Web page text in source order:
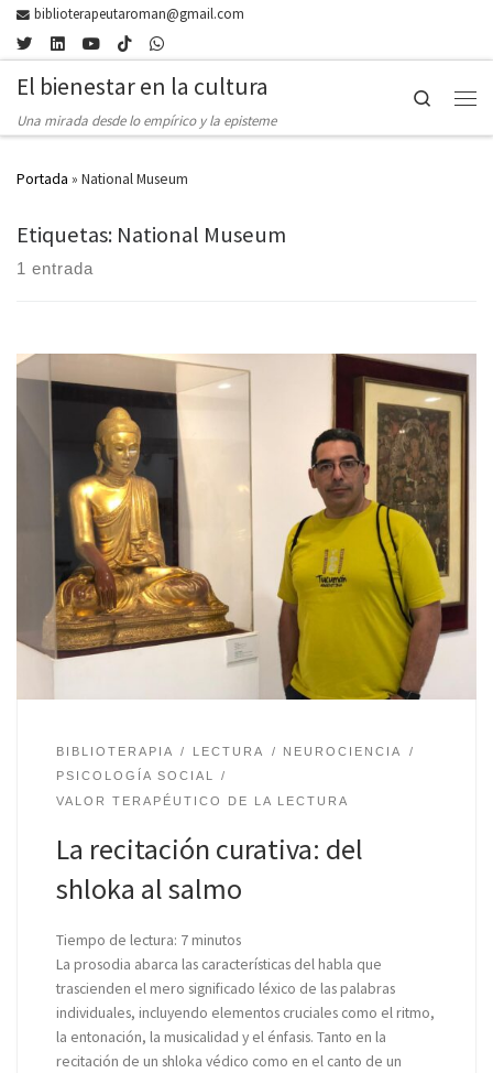
Skip to content
biblioterapeutaroman@gmail.com
El bienestar en la cultura
Una mirada desde lo empírico y la episteme
Search
Portada » National Museum
Etiquetas: National Museum
1 entrada
BIBLIOTERAPIA LECTURA
NEUROCIENCIA
PSICOLOGÍA SOCIAL
VALOR TERAPÉUTICO DE LA LECTURA
La recitación curativa: del
shloka al salmo
Tiempo de lectura: 7minutos
La prosodia abarca las características del habla que
trascienden el mero significado léxico de las palabras
individuales, incluyendo elementos cruciales como el ritmo,
la entonación, la musicalidad y el énfasis. Tanto en la
recitación de un shloka védico como en el canto de un